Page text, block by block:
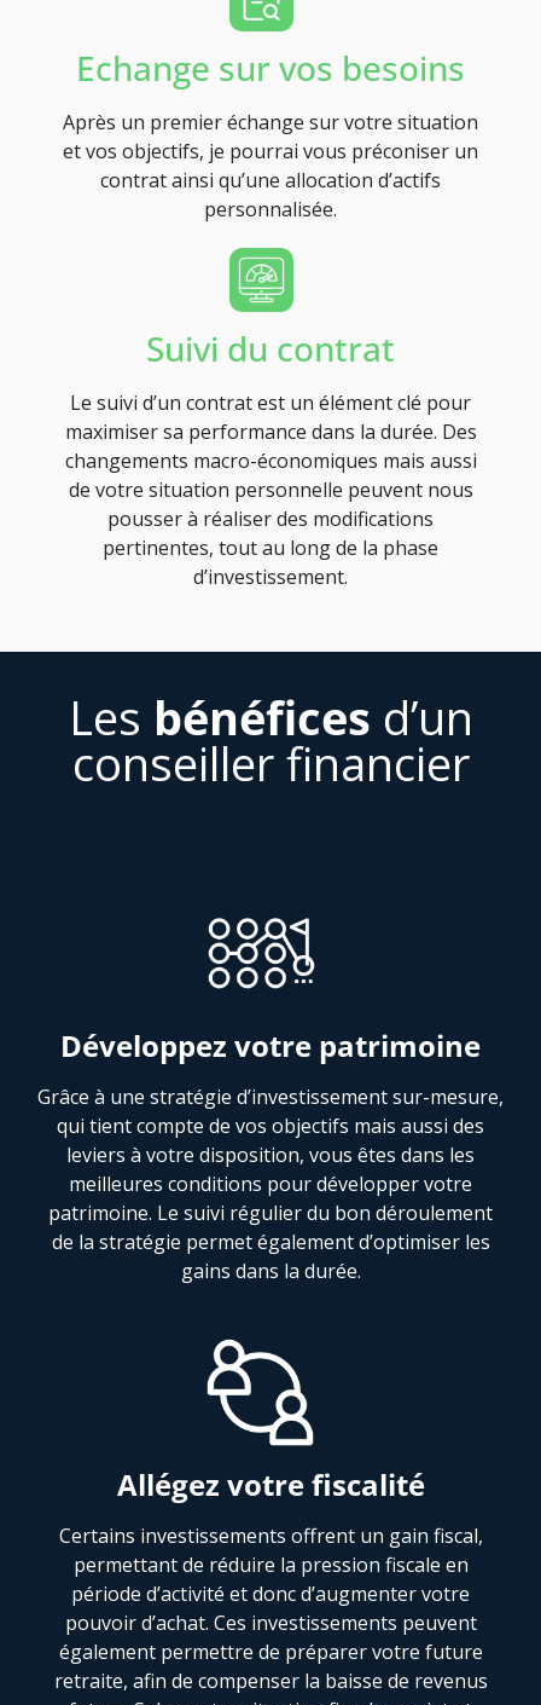
Echange sur vos besoins
Après un premier échange sur votre situation
et vos objectifs, je pourrai vous préconiser un
contrat ainsi qu’une allocation d’actifs
personnalisée.
Suivi du contrat
Le suivi d’un contrat est un élément clé pour
maximiser sa performance dans la durée. Des
changements macro-économiques mais aussi
de votre situation personnelle peuvent nous
pousser à réaliser des modifications
pertinentes, tout au long de la phase
d’investissement.
Les bénéfices d’un
conseiller financier
Développez votre patrimoine
Grâce à une stratégie d’investissement sur-mesure,
qui tient compte de vos objectifs mais aussi des
leviers à votre disposition, vous êtes dans les
meilleures conditions pour développer votre
patrimoine. Le suivi régulier du bon déroulement
de la stratégie permet également d’optimiser les
gains dans la durée.
Allégez votre fiscalité
Certains investissements offrent un gain fiscal,
permettant de réduire la pression fiscale en
période d’activité et donc d’augmenter votre
pouvoir d’achat. Ces investissements peuvent
également permettre de préparer votre future
retraite, afin de compenser la baisse de revenus